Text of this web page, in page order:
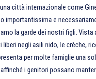
città internazionale come
importantissima e
la garde dei nostri figli. Vista
liberi negli asili nido, le crèche,
per molte famiglie una
i genitori possano